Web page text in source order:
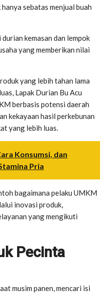
sebatas menjual buah
kemasan dan lempok
yang memberikan nilai
yang lebih tahan lama
Lapak Durian Bu Acu
berbasis potensi daerah
kekayaan hasil perkebunan
yang lebih luas.
Konsumsi, dan
Pria
bagaimana pelaku UMKM
inovasi produk,
yang mengikuti
Pecinta
musim panen, mencari isi